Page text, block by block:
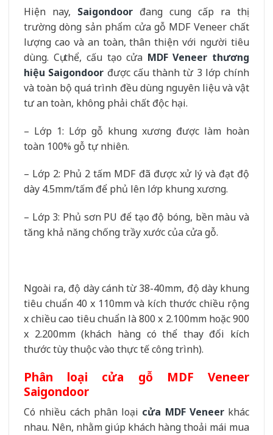
Hiện nay, Saigondoor đang cung cấp ra thị
trường dòng sản phẩm cửa gỗ MDF Veneer chất
lượng cao và an toàn, thân thiện với người tiêu
dùng. Cụ thể, cấu tạo cửa MDF Veneer thương
hiệu Saigondoor được cấu thành từ 3 lớp chính
và toàn bộ quá trình đều dùng nguyên liệu và vật
tư an toàn, không phải chất độc hại.
– Lớp 1: Lớp gỗ khung xương được làm hoàn
toàn 100% gỗ tự nhiên.
– Lớp 2: Phủ 2 tấm MDF đã được xử lý và đạt độ
dày 4.5mm/tấm để phủ lên lớp khung xương.
– Lớp 3: Phủ sơn PU để tạo độ bóng, bền màu và
tăng khả năng chống trầy xước của cửa gỗ.
Ngoài ra, độ dày cánh từ 38-40mm, độ dày khung
tiêu chuẩn 40 x 110mm và kích thước chiều rộng
x chiều cao tiêu chuẩn là 800 x 2.100mm hoặc 900
x 2.200mm (khách hàng có thể thay đổi kích
thước tùy thuộc vào thực tế công trình).
Phân loại cửa gỗ MDF Veneer
Saigondoor
Có nhiều cách phân loại cửa MDF Veneer khác
nhau. Nên, nhằm giúp khách hàng thoải mái mua